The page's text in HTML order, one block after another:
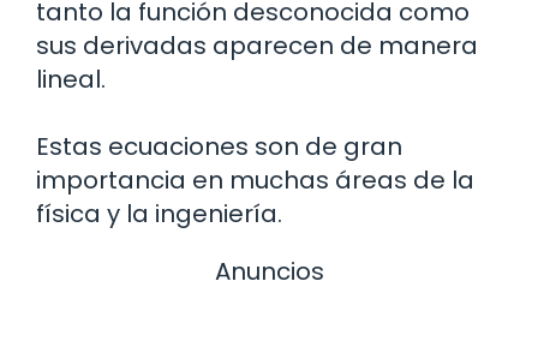
tanto la función desconocida como
sus derivadas aparecen de manera
lineal.
Estas ecuaciones son de gran
importancia en muchas áreas de la
física y la ingeniería.
Anuncios